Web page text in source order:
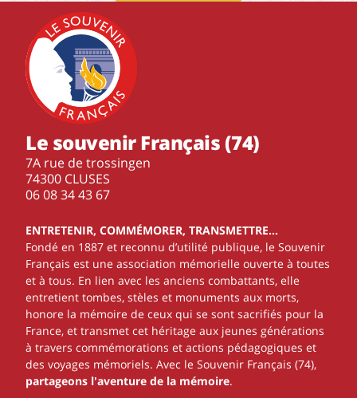
Le souvenir Français (74)
7A rue de trossingen
74300 CLUSES
‭06 08 34 43 67‬
ENTRETENIR, COMMÉMORER, TRANSMETTRE…
Fondé en 1887 et reconnu d’utilité publique, le Souvenir
Français est une association mémorielle ouverte à toutes
et à tous. En lien avec les anciens combattants, elle
entretient tombes, stèles et monuments aux morts,
honore la mémoire de ceux qui se sont sacrifiés pour la
France, et transmet cet héritage aux jeunes générations
à travers commémorations et actions pédagogiques et
des voyages mémoriels. Avec le Souvenir Français (74),
partageons l'aventure de la mémoire.